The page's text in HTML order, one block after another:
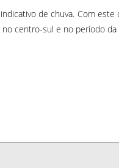
de chuva. Com este
centro-sul e no período